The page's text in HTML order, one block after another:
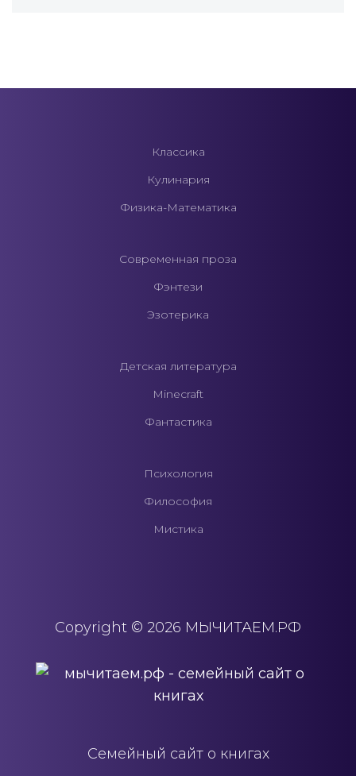
Классика
Кулинария
Физика-Математика
Современная проза
Фэнтези
Эзотерика
Детская литература
Minecraft
Фантастика
Психология
Философия
Мистика
Copyright © 2026 МЫЧИТАЕМ.РФ
Семейный сайт о книгах